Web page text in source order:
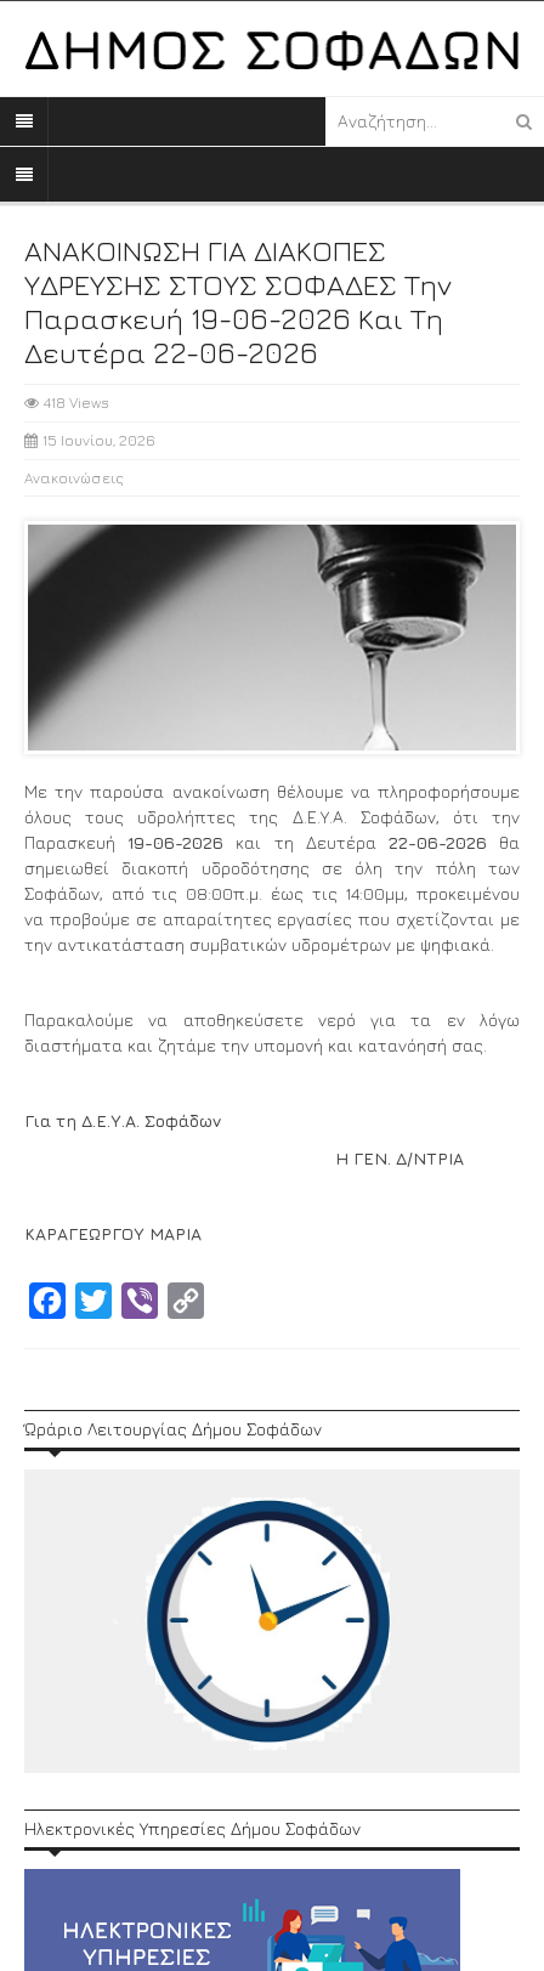
ΑΝΑΚΟΙΝΩΣΗ ΓΙΑ ΔΙΑΚΟΠΕΣ
ΥΔΡΕΥΣΗΣ ΣΤΟΥΣ ΣΟΦΑΔΕΣ Την
Παρασκευή 19-06-2026 Και Τη
Δευτέρα 22-06-2026
418 Views
15 Ιουνίου, 2026
Ανακοινώσεις
Με την παρούσα ανακοίνωση θέλουμε να πληροφορήσουμε
όλους τους υδρολήπτες της Δ.Ε.Υ.Α. Σοφάδων, ότι την
Παρασκευή 19-06-2026 και τη Δευτέρα 22-06-2026 θα
σημειωθεί διακοπή υδροδότησης σε όλη την πόλη των
Σοφάδων, από τις 08:00π.μ. έως τις 14:00μμ, προκειμένου
να προβούμε σε απαραίτητες εργασίες που σχετίζονται με
την αντικατάσταση συμβατικών υδρομέτρων με ψηφιακά.
Παρακαλούμε να αποθηκεύσετε νερό για τα εν λόγω
διαστήματα και ζητάμε την υπομονή και κατανόησή σας.
Για τη Δ.Ε.Υ.Α. Σοφάδων
Η ΓΕΝ. Δ/ΝΤΡΙΑ
ΚΑΡΑΓΕΩΡΓΟΥ ΜΑΡΙΑ
Facebook
Twitter Viber
Ώράριο Λειτουργίας Δήμου Σοφάδων
Ηλεκτρονικές Υπηρεσίες Δήμου Σοφάδων